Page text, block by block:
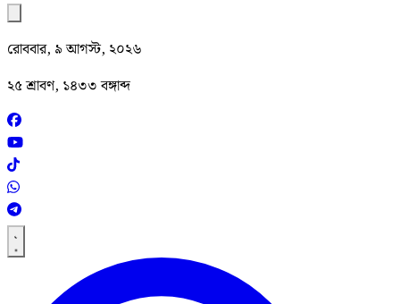
রোববার, ৯ আগস্ট, ২০২৬
২৫ শ্রাবণ, ১৪৩৩ বঙ্গাব্দ